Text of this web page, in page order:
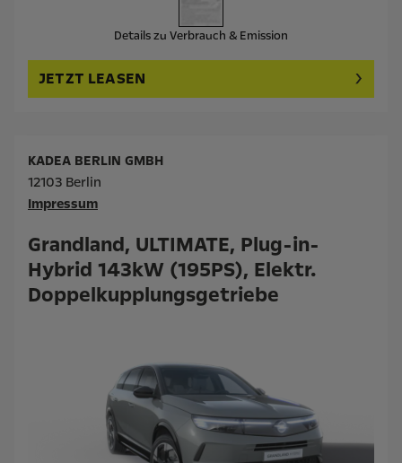
Details zu Verbrauch & Emission
JETZT LEASEN
Grandland, ULTIMATE, Plug-in-
Hybrid 143kW (195PS), Elektr.
Doppelkupplungsgetriebe
KADEA BERLIN GMBH
12103 Berlin
Impressum